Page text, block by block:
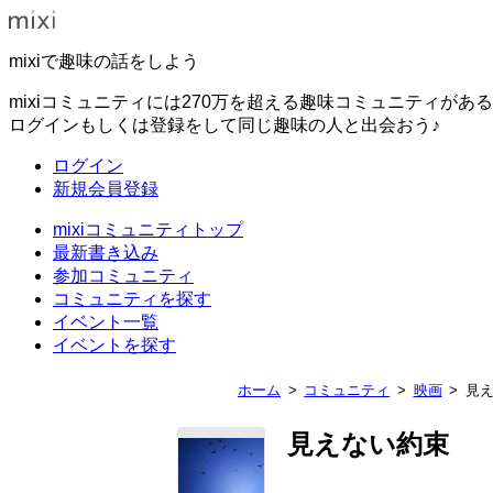
mixiで趣味の話をしよう
mixiコミュニティには270万を超える趣味コミュニティがある
ログインもしくは登録をして同じ趣味の人と出会おう♪
ログイン
新規会員登録
mixiコミュニティトップ
最新書き込み
参加コミュニティ
コミュニティを探す
イベント一覧
イベントを探す
ホーム コミュニティ 映画 見
見えない約束